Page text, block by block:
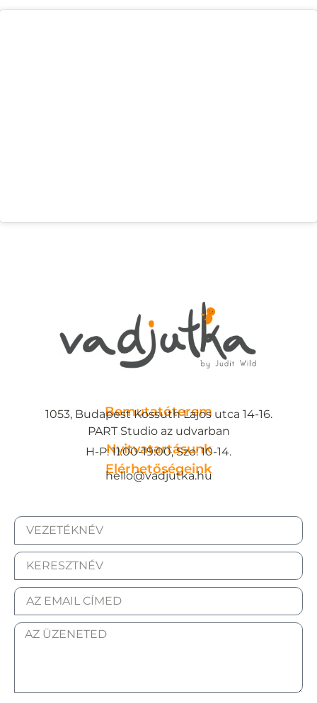
Bemutatóterem
1053, Budapest Kossuth Lajos utca 14-16.
PART Studio az udvarban
Nyitvatartásunk
H-P: 11:00-19:00, Szo: 10-14.
Elérhetőségeink
hello@vadjutka.hu